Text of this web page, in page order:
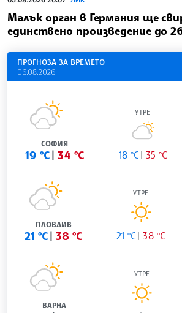
Малък орган в Германия ще
единствено произведение до
ПРОГНОЗА ЗА ВРЕМЕТО
06.08.2026
СОФИЯ
19 °C 34 °C
УТРЕ
18 °C 35 °C
ПЛОВДИВ
21 °C 38 °C
УТРЕ
21 °C 38 °C
ВАРНА
УТРЕ